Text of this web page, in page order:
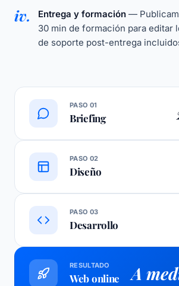
iv. Entrega y formación —
30 min de formación para editar
de soporte post-entrega
PASO 01
Briefing
PASO 02
Diseño
PASO 03
Desarrollo
RESULTADO
Web online A